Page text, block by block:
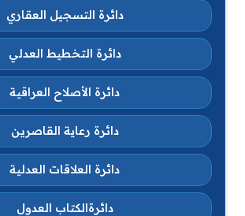
دائرة التسجيل العقاري
دائرة التخطيط العدلي
دائرة الأصلاح العراقية
دائرة رعاية القاصرين
دائرة العلاقات العدلية
دائرةالكتاب العدول